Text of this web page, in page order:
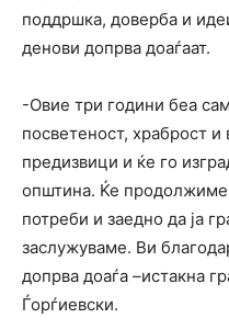
поддршка, доверба и
денови допрва доаѓаат.
-Овие три години беа
посветеност, храброст и
предизвици и ќе го
општина. Ќе
потреби и заедно да ја
заслужуваме. Ви
допрва доаѓа –истакна
Ѓорѓиевски.